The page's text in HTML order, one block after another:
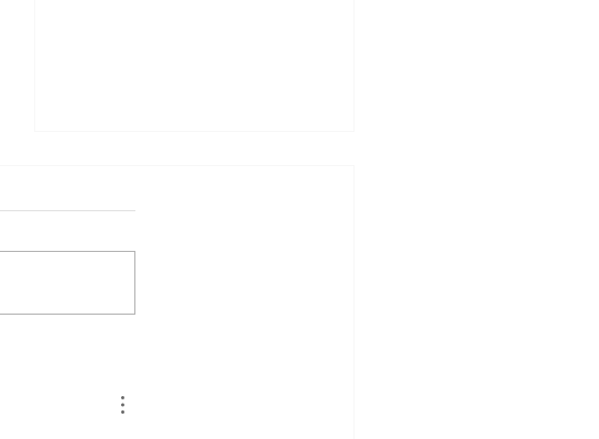
お守り